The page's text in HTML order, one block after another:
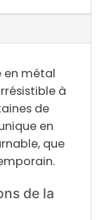
en métal
à
de
en
que
de la